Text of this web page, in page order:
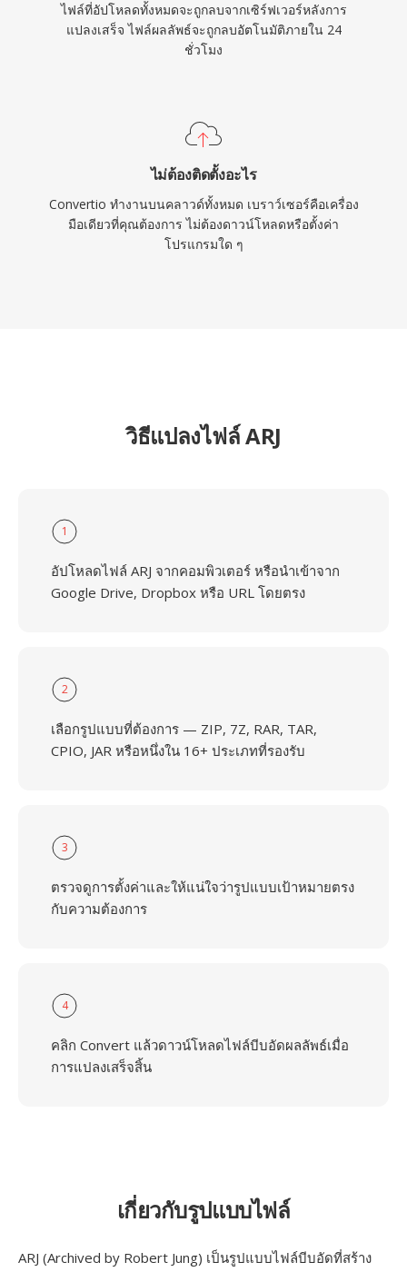
ไฟล์ที่อัปโหลดทั้งหมดจะถูกลบจากเซิร์ฟเวอร์หลังการ
แปลงเสร็จ ไฟล์ผลลัพธ์จะถูกลบอัตโนมัติภายใน 24
ชั่วโมง
ไม่ต้องติดตั้งอะไร
Convertio ทำงานบนคลาวด์ทั้งหมด เบราว์เซอร์คือเครื่อง
มือเดียวที่คุณต้องการ ไม่ต้องดาวน์โหลดหรือตั้งค่า
โปรแกรมใด ๆ
วิธีแปลงไฟล์ ARJ
1
อัปโหลดไฟล์ ARJ จากคอมพิวเตอร์ หรือนำเข้าจาก
Google Drive, Dropbox หรือ URL โดยตรง
2
เลือกรูปแบบที่ต้องการ — ZIP, 7Z, RAR, TAR,
CPIO, JAR หรือหนึ่งใน 16+ ประเภทที่รองรับ
3
ตรวจดูการตั้งค่าและให้แน่ใจว่ารูปแบบเป้าหมายตรง
กับความต้องการ
4
คลิก Convert แล้วดาวน์โหลดไฟล์บีบอัดผลลัพธ์เมื่อ
การแปลงเสร็จสิ้น
เกี่ยวกับรูปแบบไฟล์
ARJ (Archived by Robert Jung) เป็นรูปแบบไฟล์บีบอัดที่สร้าง